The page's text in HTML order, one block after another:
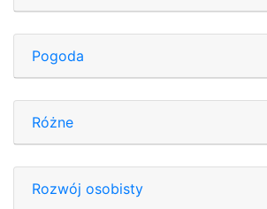
Pogoda
Różne
Rozwój osobisty